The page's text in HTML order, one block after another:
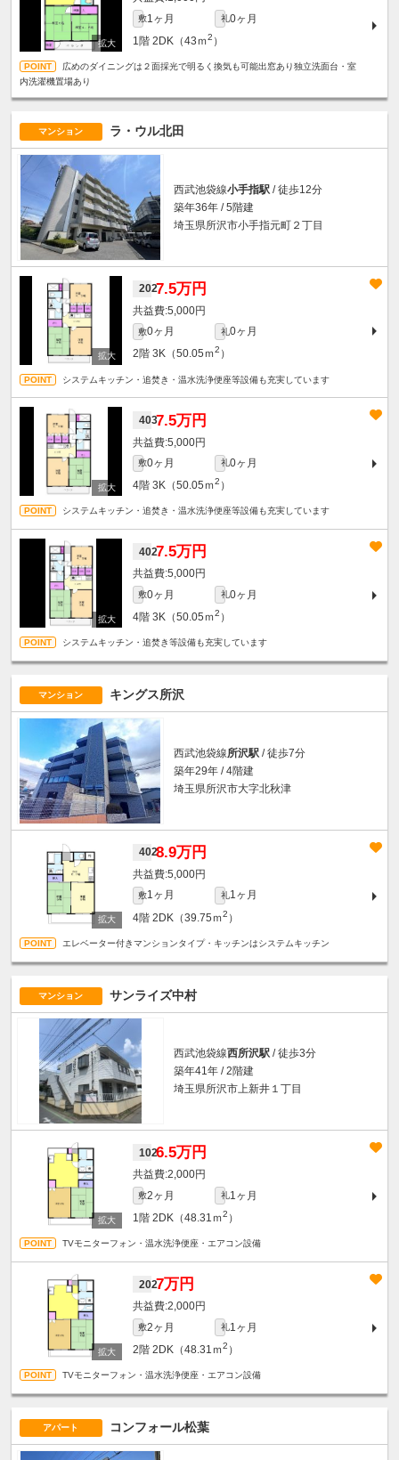
敷1ヶ月 礼0ヶ月
1階 2DK（43ｍ2 ）
広めのダイニングは２面採光で明るく換気も可能出窓あり独立洗面台・室
内洗濯機置場あり
マンション ラ・ウル北田
西武池袋線小手指駅 / 徒歩12分
築年36年 / 5階建
埼玉県所沢市小手指元町２丁目
2027.5万円
5,000円
敷0ヶ月 礼0ヶ月
2階 3K（50.05ｍ2 ）
システムキッチン・追焚き・温水洗浄便座等設備も充実しています
4037.5万円
5,000円
敷0ヶ月 礼0ヶ月
4階 3K（50.05ｍ2 ）
システムキッチン・追焚き・温水洗浄便座等設備も充実しています
4027.5万円
5,000円
敷0ヶ月 礼0ヶ月
4階 3K（50.05ｍ2 ）
システムキッチン・追焚き等設備も充実しています
マンション キングス所沢
西武池袋線所沢駅 / 徒歩7分
築年29年 / 4階建
埼玉県所沢市大字北秋津
4028.9万円
5,000円
敷1ヶ月 礼1ヶ月
4階 2DK（39.75ｍ2 ）
エレベーター付きマンションタイプ・キッチンはシステムキッチン
マンション サンライズ中村
西武池袋線西所沢駅 / 徒歩3分
築年41年 / 2階建
埼玉県所沢市上新井１丁目
1026.5万円
2,000円
敷2ヶ月 礼1ヶ月
1階 2DK（48.31ｍ2 ）
TVモニターフォン・温水洗浄便座・エアコン設備
2027万円
2,000円
敷2ヶ月 礼1ヶ月
2階 2DK（48.31ｍ2 ）
TVモニターフォン・温水洗浄便座・エアコン設備
アパート コンフォール松葉